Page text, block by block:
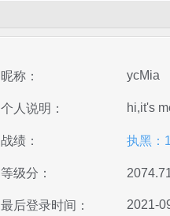
昵称： ycMia
个人说明： hi,it's
战绩： 执黑：
等级分：
最后登录时间： 2021-